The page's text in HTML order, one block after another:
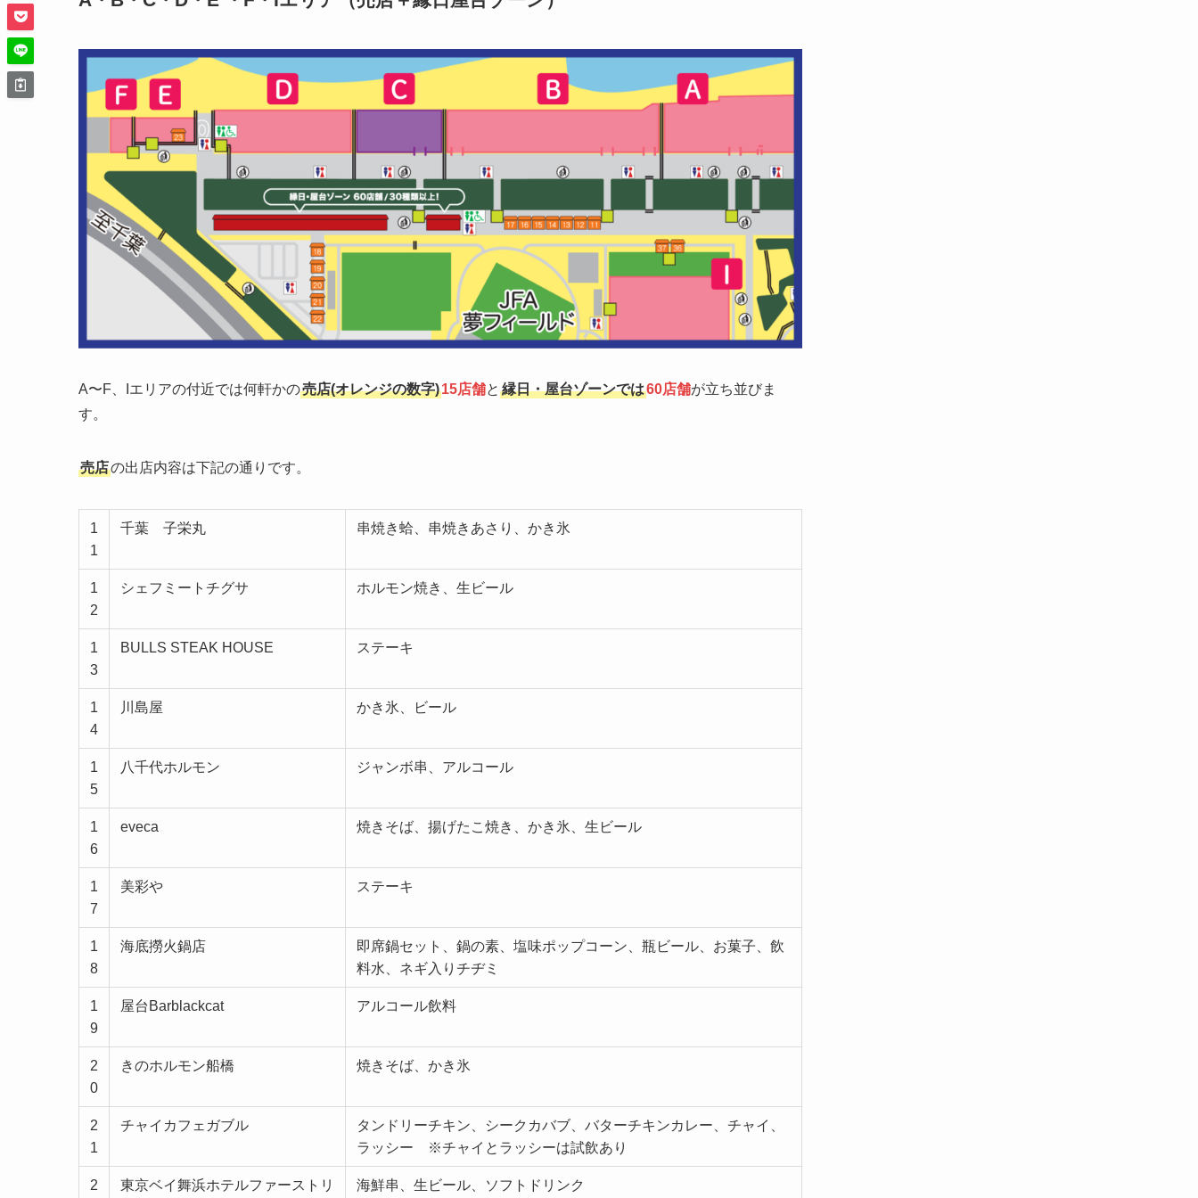
A〜F、Iエリアの付近では何軒かの売店(オレンジの数字)15店舗と 縁日・屋台ゾーンでは60店舗が立ち並びま
す。
売店の出店内容は下記の通りです。
1
1
千葉 子栄丸 串焼き蛤、串焼きあさり、かき氷
1
2
シェフミートチグサ ホルモン焼き、生ビール
1
3
BULLS STEAK HOUSE ステーキ
1
4
川島屋 かき氷、ビール
1
5
八千代ホルモン ジャンボ串、アルコール
1
6
eveca 焼きそば、揚げたこ焼き、かき氷、生ビール
1
7
美彩や ステーキ
1
8
海底撈火鍋店
即席鍋セット、鍋の素、塩味ポップコーン、瓶ビール、お菓子、飲
料水、ネギ入りチヂミ
1
9
屋台Barblackcat アルコール飲料
2
0
きのホルモン船橋 焼きそば、かき氷
2
1
チャイカフェガブル
タンドリーチキン、シークカバブ、バターチキンカレー、チャイ、
ラッシー ※チャイとラッシーは試飲あり
2 東京ベイ舞浜ホテルファーストリ 海鮮串、生ビール、ソフトドリンク